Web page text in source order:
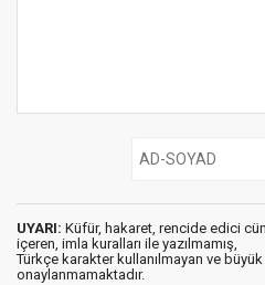
UYARI: Küfür, hakaret, rencide edici
içeren, imla kuralları ile yazılmamış,
Türkçe karakter kullanılmayan ve
onaylanmamaktadır.